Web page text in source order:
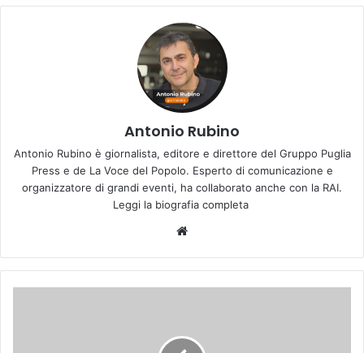
Antonio Rubino
Antonio Rubino è giornalista, editore e direttore del Gruppo Puglia
Press e de La Voce del Popolo. Esperto di comunicazione e
organizzatore di grandi eventi, ha collaborato anche con la RAI.
Leggi la biografia completa
te